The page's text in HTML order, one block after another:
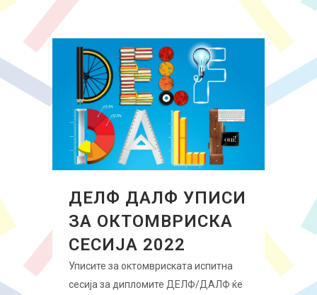
ДЕЛФ ДАЛФ УПИСИ
ЗА ОКТОМВРИСКА
СЕСИЈА 2022
Уписите за октомвриската испитна
сесија за дипломите ДЕЛФ/ДАЛФ ќе